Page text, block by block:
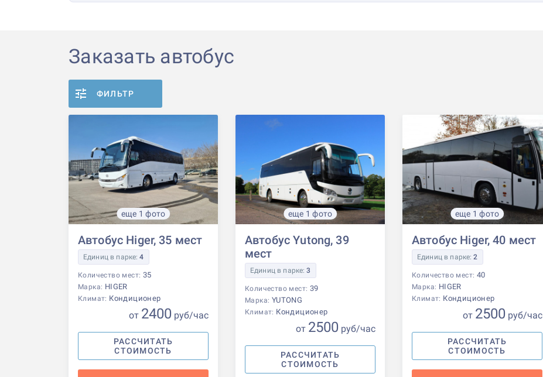
Заказать автобус
ФИЛЬТР
еще 1 фото
Автобус Higer, 35 мест
Единиц в парке:4
Количество мест: 35
Марка: HIGER
Климат: Кондиционер
от 2400 руб/час
РАССЧИТАТЬ
СТОИМОСТЬ
еще 1 фото
Автобус Yutong, 39
мест
Единиц в парке:3
Количество мест: 39
Марка: YUTONG
Климат: Кондиционер
от 2500 руб/час
РАССЧИТАТЬ
СТОИМОСТЬ
еще 1 фото
Автобус Higer, 40 мест
Единиц в парке:2
Количество мест: 40
Марка: HIGER
Климат: Кондиционер
от 2500 руб/час
РАССЧИТАТЬ
СТОИМОСТЬ